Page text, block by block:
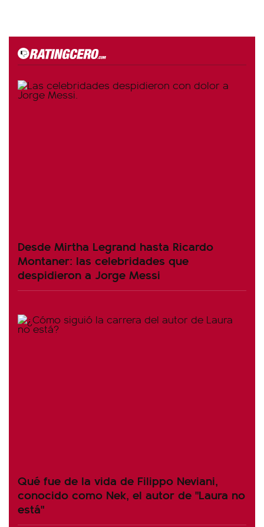
Desde Mirtha Legrand hasta Ricardo
Montaner: las celebridades que
despidieron a Jorge Messi
Qué fue de la vida de Filippo Neviani,
conocido como Nek, el autor de "Laura no
está"